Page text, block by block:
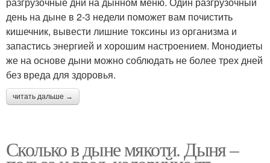
день на дыне в 2-3 недели поможет вам почистить
кишечник, вывести лишние токсины из организма и
запастись энергией и хорошим настроением. Монодиеты
же на основе дыни можно соблюдать не более трех дней
без вреда для здоровья.
читать дальше →
Сколько в дыне мякоти. Дыня –